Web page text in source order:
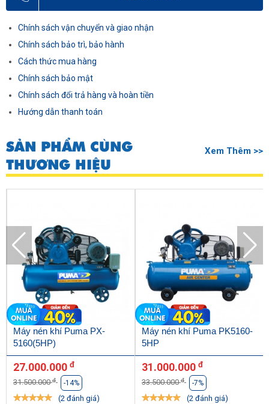
Chính sách vận chuyển và giao nhận
Chính sách bảo trì, bảo hành
Cách thức mua hàng
Chính sách bảo mật
Chính sách đổi trả hàng và hoàn tiền
Hướng dẫn thanh toán
SẢN PHẨM CÙNG
THƯƠNG HIỆU
Xem Thêm >>
Máy nén khí Puma PX-
5160(5HP)
27.000.000 đ
31.500.000đ -14%
(2 đánh giá)
Máy nén khí Puma PK5160-
5HP
31.000.000 đ
33.500.000đ -7%
(2 đánh giá)